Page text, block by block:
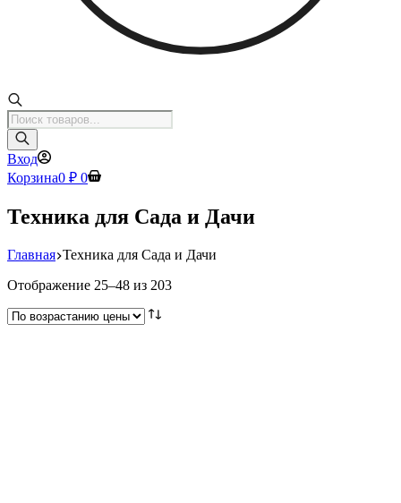
Поиск
товаров
Вход
Корзина0 ₽ 0
Техника для Сада и Дачи
Главная Техника для Сада и Дачи
Отображение 25–48 из 203Цены: